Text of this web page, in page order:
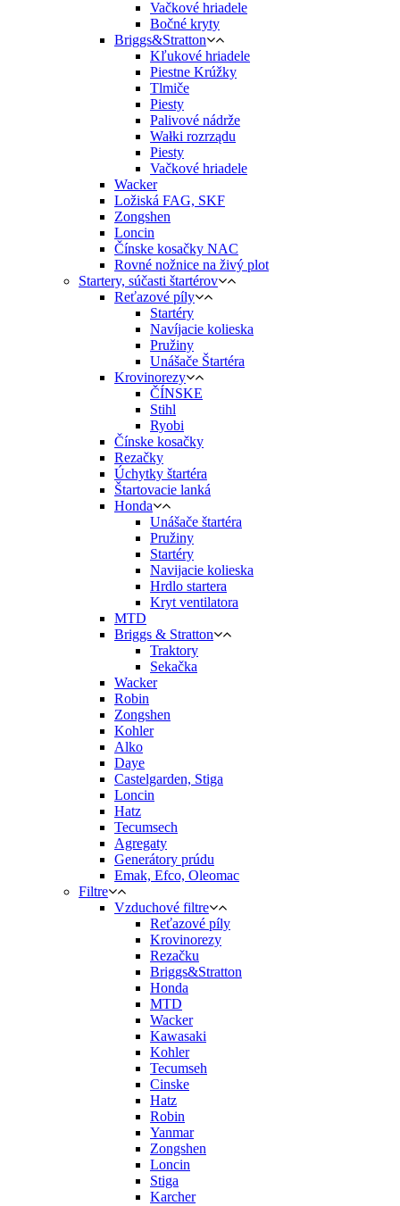
Vačkové hriadele
Bočné kryty
Briggs&Stratton
Kľukové hriadele
Piestne Krúžky
Tlmiče
Piesty
Palivové nádrže
Wałki rozrządu
Piesty
Vačkové hriadele
Wacker
Ložiská FAG, SKF
Zongshen
Loncin
Čínske kosačky NAC
Rovné nožnice na živý plot
Startery, súčasti štartérov
Reťazové píly
Startéry
Navíjacie kolieska
Pružiny
Unášače Štartéra
Krovinorezy
ČÍNSKE
Stihl
Ryobi
Čínske kosačky
Rezačky
Úchytky štartéra
Štartovacie lanká
Honda
Unášače štartéra
Pružiny
Startéry
Navijacie kolieska
Hrdlo startera
Kryt ventilatora
MTD
Briggs & Stratton
Traktory
Sekačka
Wacker
Robin
Zongshen
Kohler
Alko
Daye
Castelgarden, Stiga
Loncin
Hatz
Tecumsech
Agregaty
Generátory prúdu
Emak, Efco, Oleomac
Filtre
Vzduchové filtre
Reťazové píly
Krovinorezy
Rezačku
Briggs&Stratton
Honda
MTD
Wacker
Kawasaki
Kohler
Tecumseh
Cinske
Hatz
Robin
Yanmar
Zongshen
Loncin
Stiga
Karcher